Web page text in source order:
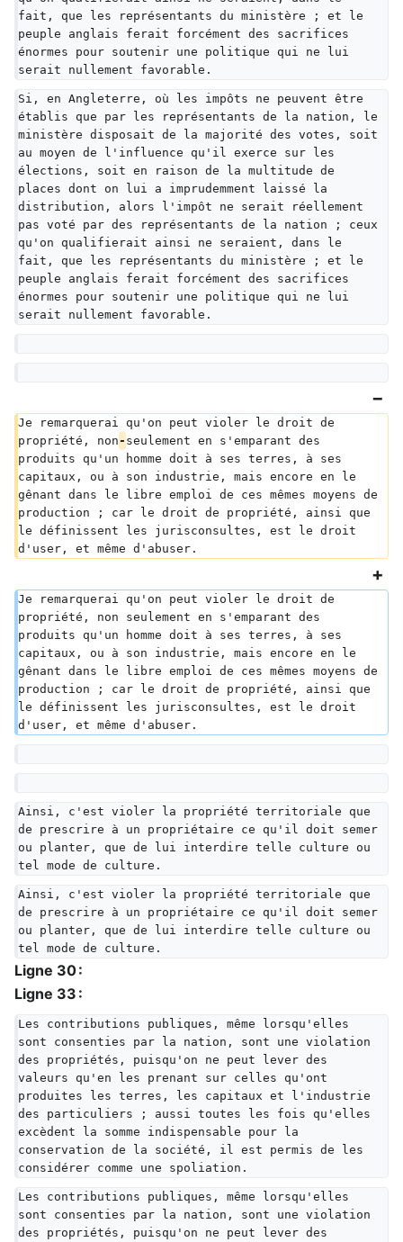
fait, que les représentants du ministère ; et le
peuple anglais ferait forcément des sacrifices
énormes pour soutenir une politique qui ne lui
serait nullement favorable.
Si, en Angleterre, où les impôts ne peuvent être
établis que par les représentants de la nation, le
ministère disposait de la majorité des votes, soit
au moyen de l'influence qu'il exerce sur les
élections, soit en raison de la multitude de
places dont on lui a imprudemment laissé la
distribution, alors l'impôt ne serait réellement
pas voté par des représentants de la nation ; ceux
qu'on qualifierait ainsi ne seraient, dans le
fait, que les représentants du ministère ; et le
peuple anglais ferait forcément des sacrifices
énormes pour soutenir une politique qui ne lui
serait nullement favorable.
Je remarquerai qu'on peut violer le droit de
propriété, non - seulement en s'emparant des
produits qu'un homme doit à ses terres, à ses
capitaux, ou à son industrie, mais encore en le
gênant dans le libre emploi de ces mêmes moyens de
production ; car le droit de propriété, ainsi que
le définissent les jurisconsultes, est le droit
d'user, et même d'abuser.
Je remarquerai qu'on peut violer le droit de
propriété, non seulement en s'emparant des
produits qu'un homme doit à ses terres, à ses
capitaux, ou à son industrie, mais encore en le
gênant dans le libre emploi de ces mêmes moyens de
production ; car le droit de propriété, ainsi que
le définissent les jurisconsultes, est le droit
d'user, et même d'abuser.
Ainsi, c'est violer la propriété territoriale que
de prescrire à un propriétaire ce qu'il doit semer
ou planter, que de lui interdire telle culture ou
tel mode de culture.
Ainsi, c'est violer la propriété territoriale que
de prescrire à un propriétaire ce qu'il doit semer
ou planter, que de lui interdire telle culture ou
tel mode de culture.
Ligne 30 :
Ligne 33 :
Les contributions publiques, même lorsqu'elles
sont consenties par la nation, sont une violation
des propriétés, puisqu'on ne peut lever des
valeurs qu'en les prenant sur celles qu'ont
produites les terres, les capitaux et l'industrie
des particuliers ; aussi toutes les fois qu'elles
excèdent la somme indispensable pour la
conservation de la société, il est permis de les
considérer comme une spoliation.
Les contributions publiques, même lorsqu'elles
sont consenties par la nation, sont une violation
des propriétés, puisqu'on ne peut lever des